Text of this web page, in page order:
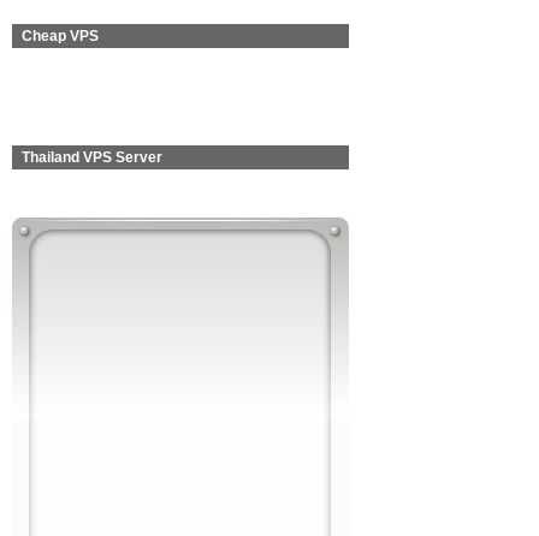
Cheap VPS
Thailand VPS Server